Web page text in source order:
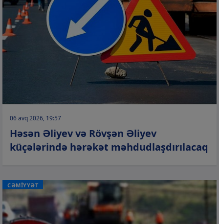
06 avq 2026, 19:57
Həsən Əliyev və Rövşən Əliyev
küçələrində hərəkət məhdudlaşdırılacaq
CƏMİYYƏT